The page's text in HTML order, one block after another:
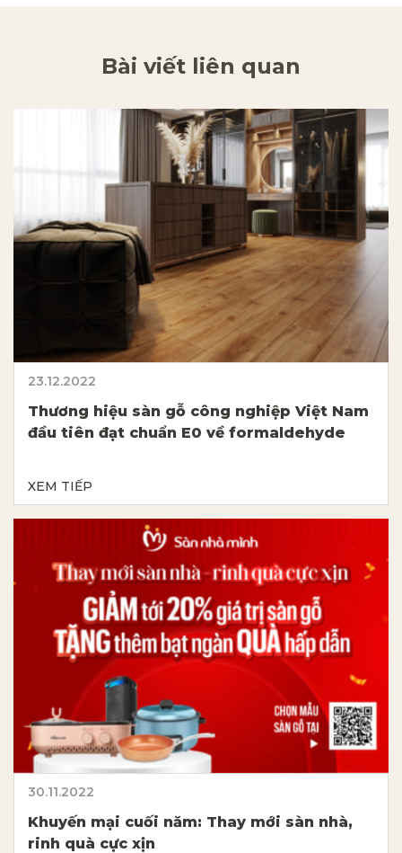
Bài viết liên quan
23.12.2022
Thương hiệu sàn gỗ công nghiệp Việt Nam
đầu tiên đạt chuẩn E0 về formaldehyde
XEM TIẾP
30.11.2022
Khuyến mại cuối năm: Thay mới sàn nhà,
rinh quà cực xịn